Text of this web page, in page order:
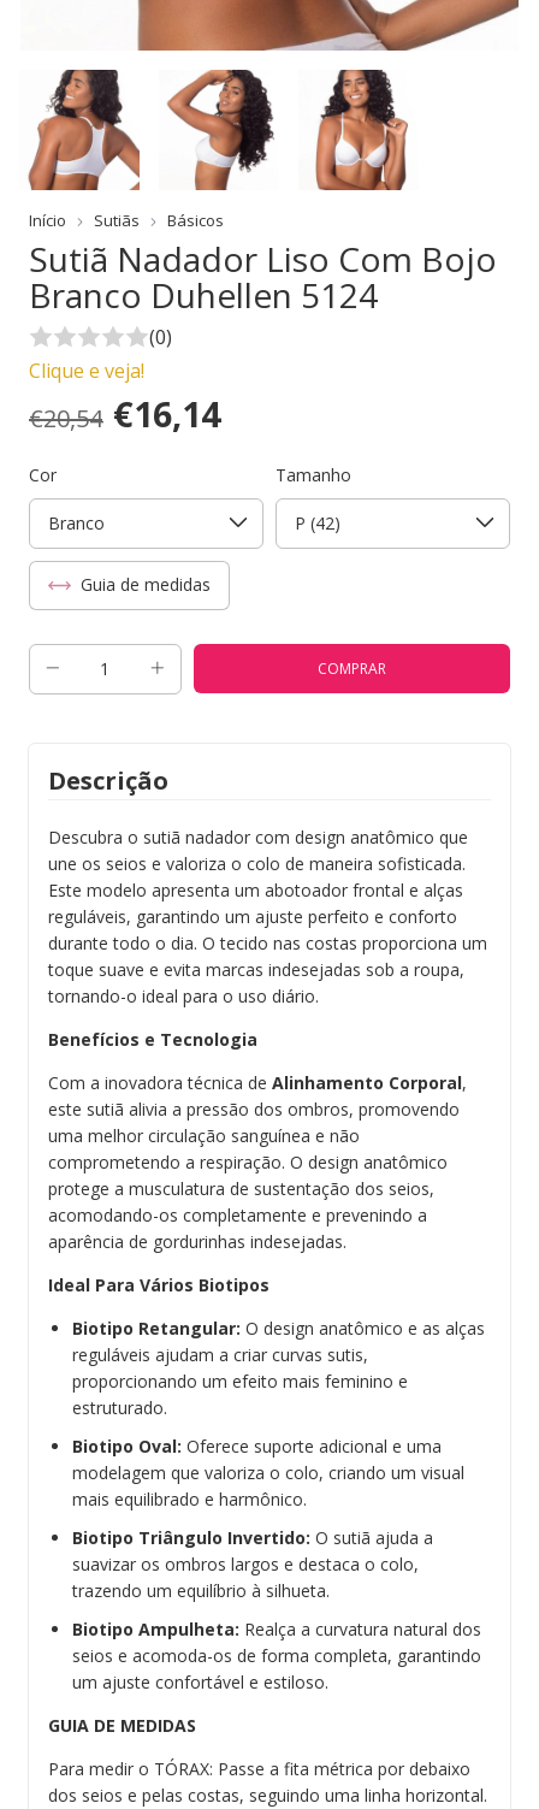
Início Sutiãs Básicos
Sutiã Nadador Liso Com Bojo
Branco Duhellen 5124
(0)
Clique e veja!
€20,54 €16,14
Cor Tamanho
Guia de medidas
Descrição
Descubra o sutiã nadador com design anatômico que
une os seios e valoriza o colo de maneira sofisticada.
Este modelo apresenta um abotoador frontal e alças
reguláveis, garantindo um ajuste perfeito e conforto
durante todo o dia. O tecido nas costas proporciona um
toque suave e evita marcas indesejadas sob a roupa,
tornando-o ideal para o uso diário.
Benefícios e Tecnologia
Com a inovadora técnica de Alinhamento Corporal,
este sutiã alivia a pressão dos ombros, promovendo
uma melhor circulação sanguínea e não
comprometendo a respiração. O design anatômico
protege a musculatura de sustentação dos seios,
acomodando-os completamente e prevenindo a
aparência de gordurinhas indesejadas.
Ideal Para Vários Biotipos
Biotipo Retangular: O design anatômico e as alças
reguláveis ajudam a criar curvas sutis,
proporcionando um efeito mais feminino e
estruturado.
Biotipo Oval: Oferece suporte adicional e uma
modelagem que valoriza o colo, criando um visual
mais equilibrado e harmônico.
Biotipo Triângulo Invertido: O sutiã ajuda a
suavizar os ombros largos e destaca o colo,
trazendo um equilíbrio à silhueta.
Biotipo Ampulheta: Realça a curvatura natural dos
seios e acomoda-os de forma completa, garantindo
um ajuste confortável e estiloso.
GUIA DE MEDIDAS
Para medir o TÓRAX: Passe a fita métrica por debaixo
dos seios e pelas costas, seguindo uma linha horizontal.